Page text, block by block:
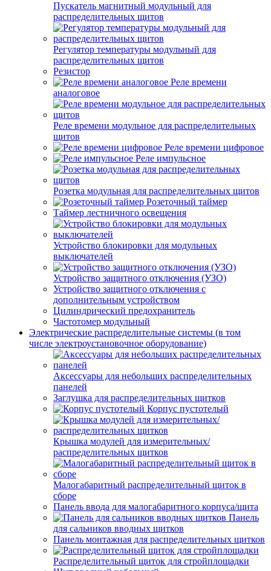
Пускатель магнитный модульный для
распределительных щитов
Регулятор температуры модульный для
распределительных щитов
Резистор
Реле времени
аналоговое
Реле времени модульное для распределительных
щитов
Реле времени цифровое
Реле импульсное
Розетка модульная для распределительных щитов
Розеточный таймер
Таймер лестничного освещения
Устройство блокировки для модульных
выключателей
Устройство защитного отключения (УЗО)
Устройство защитного отключения с
дополнительным устройством
Цилиндрический предохранитель
Частотомер модульный
Электрические распределительные системы (в том
числе электроустановочное оборудование)
Аксессуары для небольших распределительных
панелей
Заглушка для распределительных щитков
Корпус пустотелый
Крышка модулей для измерительных/
распределительных щитков
Малогабаритный распределительный щиток в
сборе
Панель ввода для малогабаритного корпуса/щита
Панель
для сальников вводных щитков
Панель монтажная для распределительных щитков
Распределительный щиток для стройплощадки